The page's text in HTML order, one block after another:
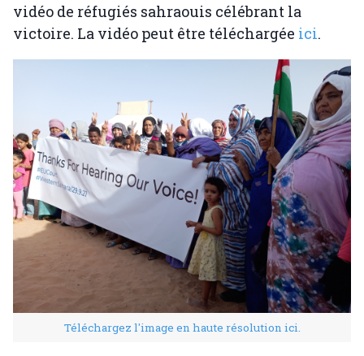
vidéo de réfugiés sahraouis célébrant la
victoire. La vidéo peut être téléchargée ici.
Téléchargez l'image en haute résolution ici.